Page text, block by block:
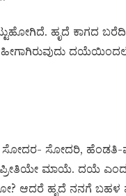
ಹೃದೆ ಕಾಗದ
ಹೀಗಾಗಿರುವುದು
ಸೋದರ- ಸೋದರಿ,
ಪ್ರೀತಿಯೇ ಮಾಯೆ. ದಯೆ
ಆದರೆ ಹೃದೆ ನನಗೆ ಬಹಳ